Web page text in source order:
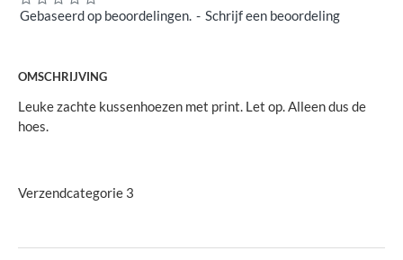
Gebaseerd op beoordelingen. - Schrijf een beoordeling
OMSCHRIJVING
Leuke zachte kussenhoezen met print. Let op. Alleen dus de
hoes.
Verzendcategorie 3